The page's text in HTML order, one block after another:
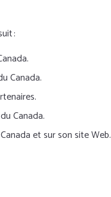
:
Canada.
Canada.
et sur son site Web.